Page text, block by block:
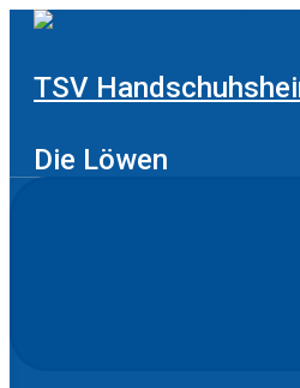
Zum
TSV
Die Löwen